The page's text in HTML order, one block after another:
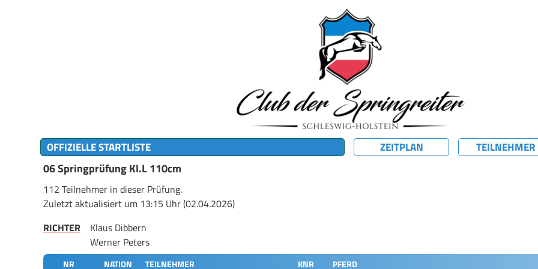
OFFIZIELLE STARTLISTE ZEITPLAN TEILNEHMER
06 Springprüfung Kl.L 110cm
112 Teilnehmer in dieser Prüfung.
Zuletzt aktualisiert um 13:15 Uhr (02.04.2026)
RICHTER
Klaus Dibbern
Werner Peters
NR NATION TEILNEHMER KNR
PFERD